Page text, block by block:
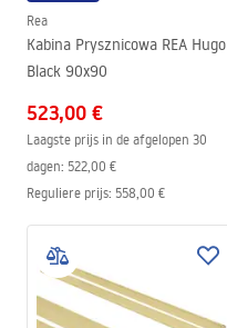
Rea
Kabina Prysznicowa REA Hugo
Black 90x90
523,00 €
Laagste prijs in de afgelopen 30
dagen: 522,00 €
Reguliere prijs: 558,00 €